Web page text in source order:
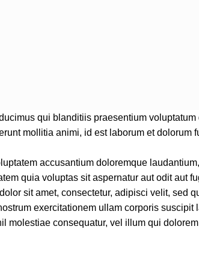
qui blanditiis praesentium
mollitia animi, id est laborum et dolorum
accusantium doloremque
quia voluptas sit aspernatur aut odit aut
sit amet, consectetur, adipisci velit,
exercitationem ullam corporis
molestiae consequatur, vel illum qui